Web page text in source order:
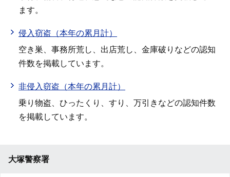
ます。
侵入窃盗（本年の累月計）
空き巣、事務所荒し、出店荒し、金庫破りなどの認知
件数を掲載しています。
非侵入窃盗（本年の累月計）
乗り物盗、ひったくり、すり、万引きなどの認知件数
を掲載しています。
大塚警察署